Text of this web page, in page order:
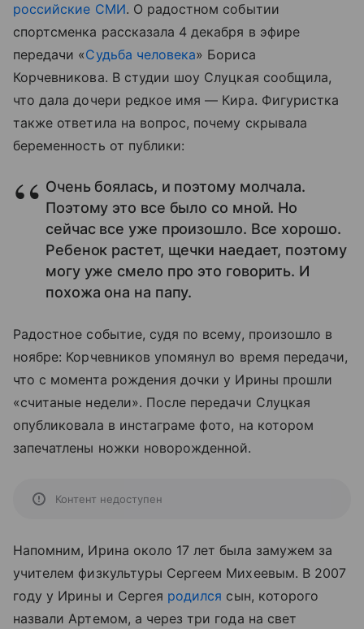
российские СМИ. О радостном событии
спортсменка рассказала 4 декабря в эфире
передачи «Судьба человека» Бориса
Корчевникова. В студии шоу Слуцкая сообщила,
что дала дочери редкое имя — Кира. Фигуристка
также ответила на вопрос, почему скрывала
беременность от публики:
Очень боялась, и поэтому молчала.
Поэтому это все было со мной. Но
сейчас все уже произошло. Все хорошо.
Ребенок растет, щечки наедает, поэтому
могу уже смело про это говорить. И
похожа она на папу.
Радостное событие, судя по всему, произошло в
ноябре: Корчевников упомянул во время передачи,
что с момента рождения дочки у Ирины прошли
«считаные недели». После передачи Слуцкая
опубликовала в инстаграме фото, на котором
запечатлены ножки новорожденной.
Контент недоступен
Напомним, Ирина около 17 лет была замужем за
учителем физкультуры Сергеем Михеевым. В 2007
году у Ирины и Сергея родился сын, которого
назвали Артемом, а через три года на свет